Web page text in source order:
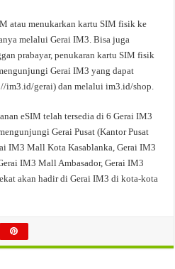
atau menukarkan kartu SIM fisik ke
melalui Gerai IM3. Bisa juga
prabayar, penukaran kartu SIM fisik
Gerai IM3 yang dapat
im3.id/gerai) dan melalui im3.id/shop.
eSIM telah tersedia di 6 Gerai IM3
Gerai Pusat (Kantor Pusat
IM3 Mall Kota Kasablanka, Gerai IM3
IM3 Mall Ambasador, Gerai IM3
akan hadir di Gerai IM3 di kota-kota